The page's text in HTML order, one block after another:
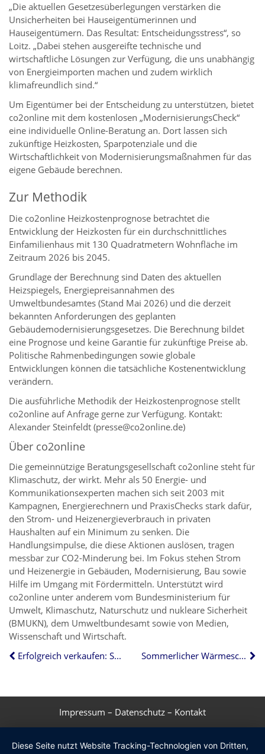
„Die aktuellen Gesetzesüberlegungen verstärken die
Unsicherheiten bei Hauseigentümerinnen und
Hauseigentümern. Das Resultat: Entscheidungsstress“, so
Loitz. „Dabei stehen ausgereifte technische und
wirtschaftliche Lösungen zur Verfügung, die uns unabhängig
von Energieimporten machen und zudem wirklich
klimafreundlich sind.“
Um Eigentümer bei der Entscheidung zu unterstützen, bietet
co2online mit dem kostenlosen „ModernisierungsCheck“
eine individuelle Online-Beratung an. Dort lassen sich
zukünftige Heizkosten, Sparpotenziale und die
Wirtschaftlichkeit von Modernisierungsmaßnahmen für das
eigene Gebäude berechnen.
Zur Methodik
Die co2online Heizkostenprognose betrachtet die
Entwicklung der Heizkosten für ein durchschnittliches
Einfamilienhaus mit 130 Quadratmetern Wohnfläche im
Zeitraum 2026 bis 2045.
Grundlage der Berechnung sind Daten des aktuellen
Heizspiegels, Energiepreisannahmen des
Umweltbundesamtes (Stand Mai 2026) und die derzeit
bekannten Anforderungen des geplanten
Gebäudemodernisierungsgesetzes. Die Berechnung bildet
eine Prognose und keine Garantie für zukünftige Preise ab.
Politische Rahmenbedingungen sowie globale
Entwicklungen können die tatsächliche Kostenentwicklung
verändern.
Die ausführliche Methodik der Heizkostenprognose stellt
co2online auf Anfrage gerne zur Verfügung. Kontakt:
Alexander Steinfeldt (presse@co2online.de)
Über co2online
Die gemeinnützige Beratungsgesellschaft co2online steht für
Klimaschutz, der wirkt. Mehr als 50 Energie- und
Kommunikationsexperten machen sich seit 2003 mit
Kampagnen, Energierechnern und PraxisChecks stark dafür,
den Strom- und Heizenergieverbrauch in privaten
Haushalten auf ein Minimum zu senken. Die
Handlungsimpulse, die diese Aktionen auslösen, tragen
messbar zur CO2-Minderung bei. Im Fokus stehen Strom
und Heizenergie in Gebäuden, Modernisierung, Bau sowie
Hilfe im Umgang mit Fördermitteln. Unterstützt wird
co2online unter anderem vom Bundesministerium für
Umwelt, Klimaschutz, Naturschutz und nukleare Sicherheit
(BMUKN), dem Umweltbundesamt sowie von Medien,
Wissenschaft und Wirtschaft.
Erfolgreich verkaufen: So unterstützen Eigentümer ihren Immobilienmakler optimal
Sommerlicher Wärmeschutz: Das müssen Wohnungseigentümer beachten
Impressum – Datenschutz – Kontakt
Diese Seite nutzt Website Tracking-Technologien von Dritten,